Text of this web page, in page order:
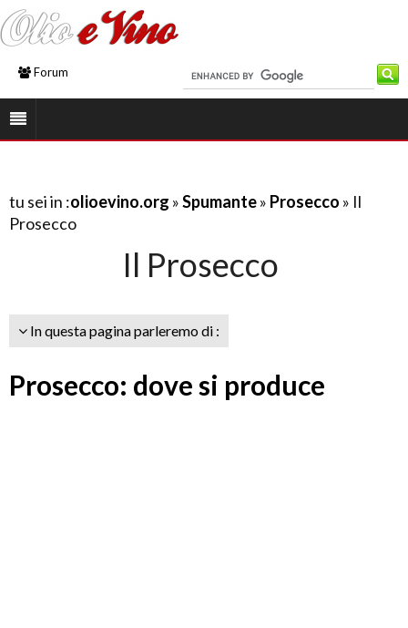
Forum
tu sei in :olioevino.org »Spumante» Prosecco » Il
Prosecco
Il Prosecco
In questa pagina parleremo di :
Prosecco: dove si produce